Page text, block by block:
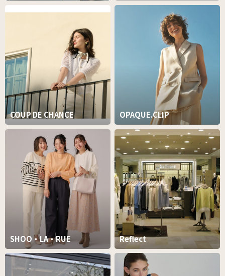
COUP DE CHANCE OPAQUE.CLIP
SHOO・LA・RUE Reflect